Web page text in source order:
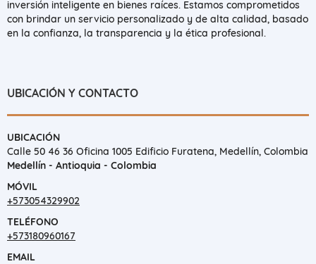
inversión inteligente en bienes raíces. Estamos comprometidos
con brindar un servicio personalizado y de alta calidad, basado
en la confianza, la transparencia y la ética profesional.
UBICACIÓN Y CONTACTO
UBICACIÓN
Calle 50 46 36 Oficina 1005 Edificio Furatena, Medellín, Colombia
Medellín - Antioquia - Colombia
MÓVIL
+573054329902
TELÉFONO
+573180960167
EMAIL